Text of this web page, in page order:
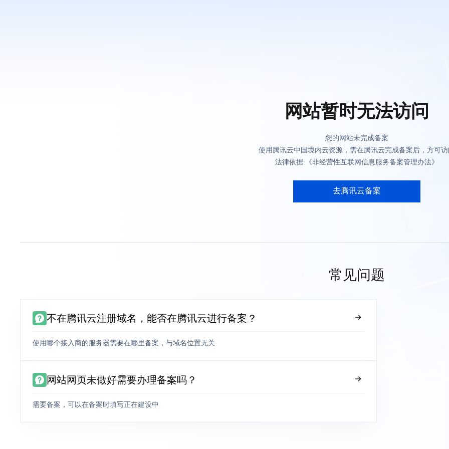
网站暂时无法访问
您的网站未完成备案
使用腾讯云中国境内云资源，需在腾讯云完成备案后，方可
法律依据:《非经营性互联网信息服务备案管理办法》
去腾讯云备案
常见问题
不在腾讯云注册域名，能否在腾讯云进行备案？
使用哪个接入商的服务器需要在哪里备案，与域名位置无关
网站网页未做好需要办理备案吗？
需要备案，可以在备案时填写正在建设中